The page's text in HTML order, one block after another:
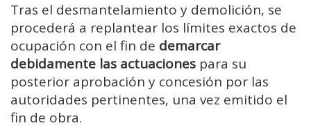
Tras el desmantelamiento y demolición, se
procederá a replantear los límites exactos de
ocupación con el fin de demarcar
debidamente las actuaciones para su
posterior aprobación y concesión por las
autoridades pertinentes, una vez emitido el
fin de obra.